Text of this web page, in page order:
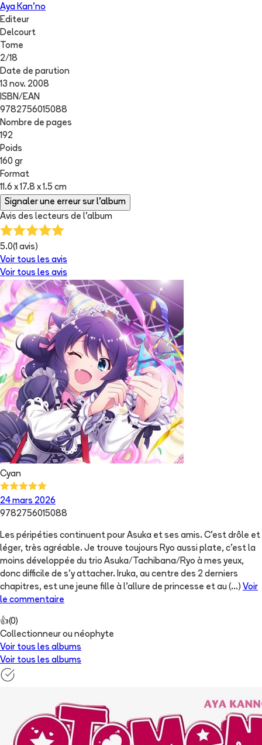
Aya Kan'no
Editeur
Delcourt
Tome
2/18
Date de parution
13 nov. 2008
ISBN/EAN
9782756015088
Nombre de pages
192
Poids
160 gr
Format
11.6 x 17.8 x 1.5 cm
Signaler une erreur sur l'album
Avis des lecteurs de l'album
5.0(1 avis)
Voir tous les avis
Voir tous les avis
Cyan
24 mars 2026
9782756015088
Les péripéties continuent pour Asuka et ses amis. C'est drôle et
léger, très agréable. Je trouve toujours Ryo aussi plate, c'est la
moins développée du trio Asuka/Tachibana/Ryo à mes yeux,
donc difficile de s'y attacher. Iruka, au centre des 2 derniers
chapitres, est une jeune fille à l'allure de princesse et au (...) Voir
le commentaire
👍(0)
Collectionneur ou néophyte
Voir tous les albums
Voir tous les albums